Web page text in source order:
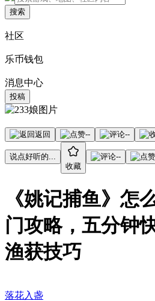
搜索
社区
乐币钱包
消息中心
投稿
返回 -- --
说点好听的...
收藏
--
《姚记捕鱼》怎
门攻略，五分钟
渔获技巧
落花入盏